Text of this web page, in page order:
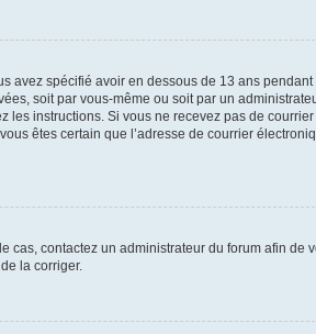
avez spécifié avoir en dessous de 13 ans pendant
soit par vous-même ou soit par un
instructions. Si vous ne recevez pas de courrier
êtes certain que l’adresse de courrier
cas, contactez un administrateur du forum afin de
la corriger.